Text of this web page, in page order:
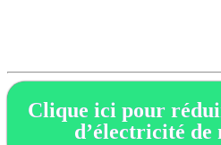
Clique ici pour
d’électricité de